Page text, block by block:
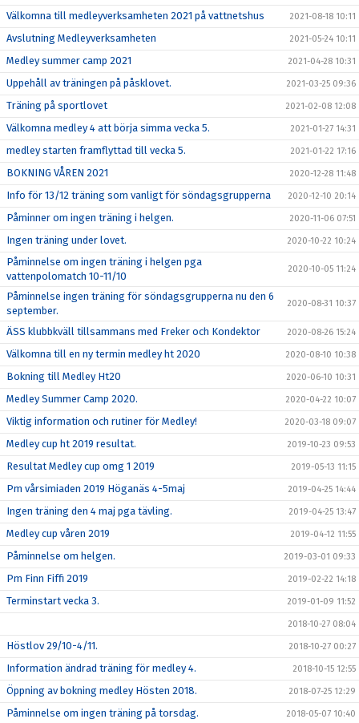
Välkomna till medleyverksamheten 2021 på vattnetshus 2021-08-18 10:11
Avslutning Medleyverksamheten 2021-05-24 10:11
Medley summer camp 2021 2021-04-28 10:31
Uppehåll av träningen på påsklovet. 2021-03-25 09:36
Träning på sportlovet 2021-02-08 12:08
Välkomna medley 4 att börja simma vecka 5. 2021-01-27 14:31
medley starten framflyttad till vecka 5. 2021-01-22 17:16
BOKNING VÅREN 2021 2020-12-28 11:48
Info för 13/12 träning som vanligt för söndagsgrupperna 2020-12-10 20:14
Påminner om ingen träning i helgen. 2020-11-06 07:51
Ingen träning under lovet. 2020-10-22 10:24
Påminnelse om ingen träning i helgen pga
vattenpolomatch 10-11/10
2020-10-05 11:24
Påminnelse ingen träning för söndagsgrupperna nu den 6
september.
2020-08-31 10:37
ÄSS klubbkväll tillsammans med Freker och Kondektor 2020-08-26 15:24
Välkomna till en ny termin medley ht 2020 2020-08-10 10:38
Bokning till Medley Ht20 2020-06-10 10:31
Medley Summer Camp 2020. 2020-04-22 10:07
Viktig information och rutiner för Medley! 2020-03-18 09:07
Medley cup ht 2019 resultat. 2019-10-23 09:53
Resultat Medley cup omg 1 2019 2019-05-13 11:15
Pm vårsimiaden 2019 Höganäs 4-5maj 2019-04-25 14:44
Ingen träning den 4 maj pga tävling. 2019-04-25 13:47
Medley cup våren 2019 2019-04-12 11:55
Påminnelse om helgen. 2019-03-01 09:33
Pm Finn Fiffi 2019 2019-02-22 14:18
Terminstart vecka 3. 2019-01-09 11:52
2018-10-27 08:04
Höstlov 29/10-4/11. 2018-10-27 00:27
Information ändrad träning för medley 4. 2018-10-15 12:55
Öppning av bokning medley Hösten 2018. 2018-07-25 12:29
Påminnelse om ingen träning på torsdag. 2018-05-07 10:40